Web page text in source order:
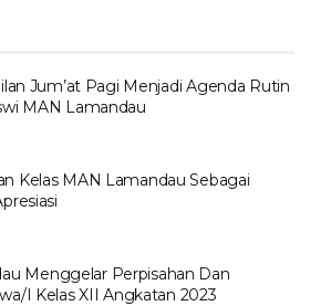
Jum’at Pagi Menjadi Agenda Rutin
MAN Lamandau
Kelas MAN Lamandau Sebagai
Menggelar Perpisahan Dan
I Kelas XII Angkatan 2023